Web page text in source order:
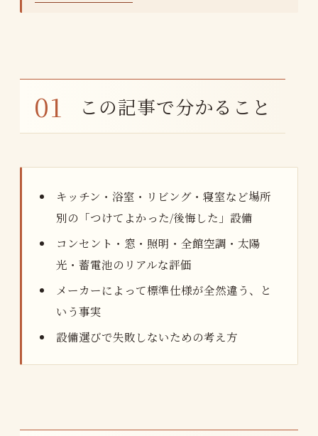
この記事で分かること
キッチン・浴室・リビング・寝室など場所
別の「つけてよかった/後悔した」設備
コンセント・窓・照明・全館空調・太陽
光・蓄電池のリアルな評価
メーカーによって標準仕様が全然違う、と
いう事実
設備選びで失敗しないための考え方